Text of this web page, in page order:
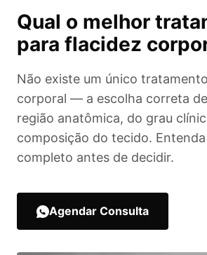
Qual o melhor
para flacidez
Não existe um único
corporal — a escolha correta
região anatômica, do grau
composição do tecido.
completo antes de decidir.
Agendar Consulta